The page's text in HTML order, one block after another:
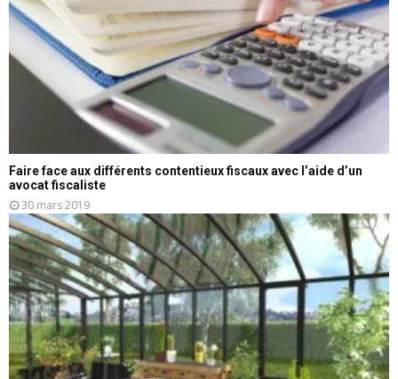
Faire face aux différents contentieux fiscaux avec l’aide d’un
avocat fiscaliste
30 mars 2019